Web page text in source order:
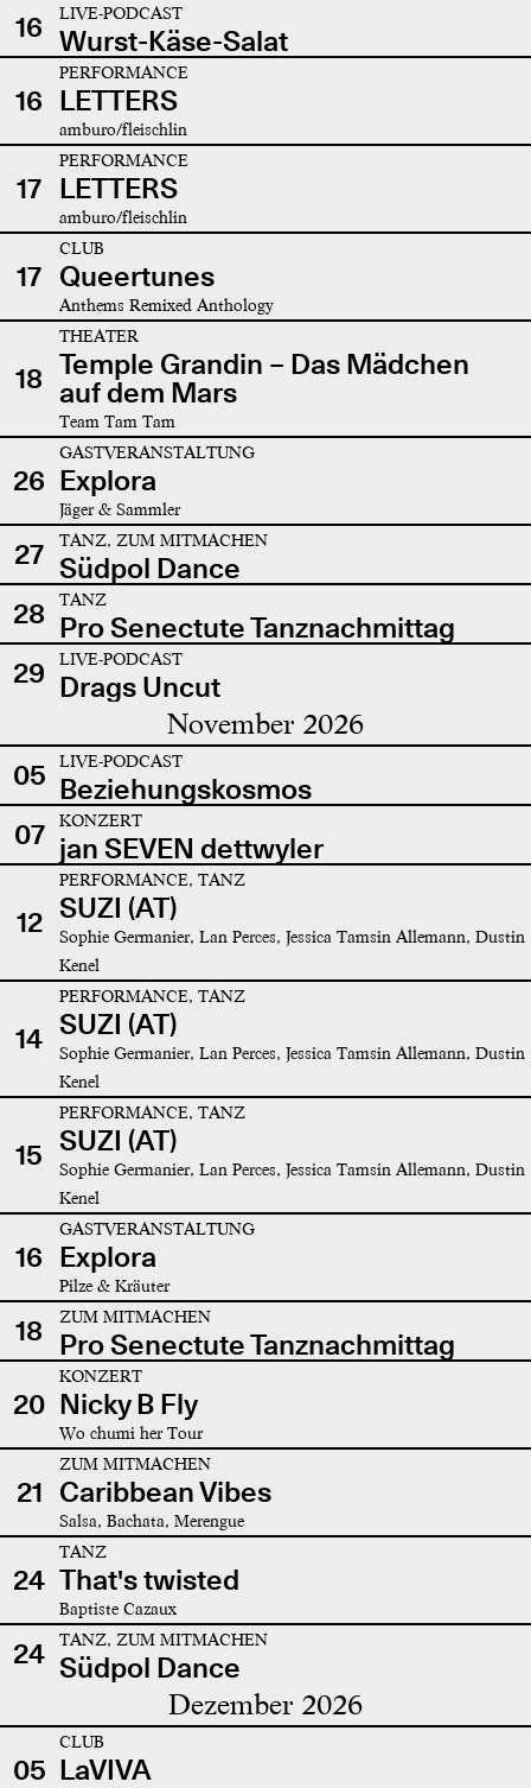
16 LIVE-PODCAST
Wurst-Käse-Salat
16
PERFORMANCE
LETTERS
amburo/fleischlin
17
PERFORMANCE
LETTERS
amburo/fleischlin
17
CLUB
Queertunes
Anthems Remixed Anthology
18
THEATER
Temple Grandin – Das Mädchen
auf dem Mars
Team Tam Tam
26
GASTVERANSTALTUNG
Explora
Jäger & Sammler
27 TANZ, ZUM MITMACHEN
Südpol Dance
28
TANZ
Pro Senectute Tanznachmittag
29
LIVE-PODCAST
Drags Uncut
November 2026
05 LIVE-PODCAST
Beziehungskosmos
07
KONZERT
jan SEVEN dettwyler
12
PERFORMANCE, TANZ
SUZI (AT)
Sophie Germanier, Lan Perces, Jessica Tamsin Allemann, Dustin
Kenel
14
PERFORMANCE, TANZ
SUZI (AT)
Sophie Germanier, Lan Perces, Jessica Tamsin Allemann, Dustin
Kenel
15
PERFORMANCE, TANZ
SUZI (AT)
Sophie Germanier, Lan Perces, Jessica Tamsin Allemann, Dustin
Kenel
16
GASTVERANSTALTUNG
Explora
Pilze & Kräuter
18 ZUM MITMACHEN
Pro Senectute Tanznachmittag
20
KONZERT
Nicky B Fly
Wo chumi her Tour
21
ZUM MITMACHEN
Caribbean Vibes
Salsa, Bachata, Merengue
24
TANZ
That's twisted
Baptiste Cazaux
24 TANZ, ZUM MITMACHEN
Südpol Dance
Dezember 2026
05
CLUB
LaVIVA